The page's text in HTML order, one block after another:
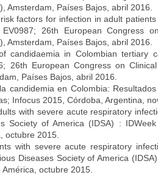
Amsterdam, Países Bajos, abril 2016.
factors for infection in adult
26th European Congress
Amsterdam, Países Bajos, abril 2016.
candidaemia in Colombian tertiary
26th European Congress on
Países Bajos, abril 2016.
candidemia en Colombia:
Infocus 2015, Córdoba, Argentina,
with severe acute respiratory
Society of America (IDSA) :
octubre 2015.
with severe acute respiratory
Diseases Society of America
octubre 2015.